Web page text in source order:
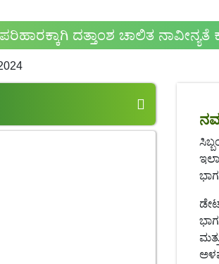
ದತ್ತಾಂಶ ಚಾಲಿತ ನಾವೀನ್ಯತೆ